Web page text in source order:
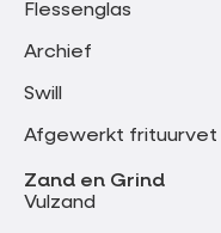
Flessenglas
Archief
Swill
Afgewerkt frituurvet
Zand en Grind
Vulzand